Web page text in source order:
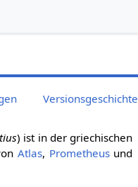
Versionsgeschichte
) ist in der griechischen
Atlas, Prometheusund